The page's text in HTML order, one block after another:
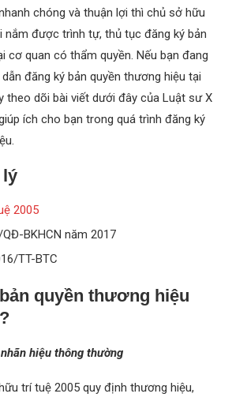
chóng và thuận lợi thì chủ sở hữu
nắm được trình tự, thủ tục đăng ký bản
cơ quan có thẩm quyền. Nếu bạn đang
đăng ký bản quyền thương hiệu tại
theo dõi bài viết dưới đây của Luật sư X
ích cho bạn trong quá trình đăng ký
lý
2005
BKHCN năm 2017
TT-BTC
quyền thương hiệu
hiệu thông thường
trí tuệ 2005 quy định thương hiệu,